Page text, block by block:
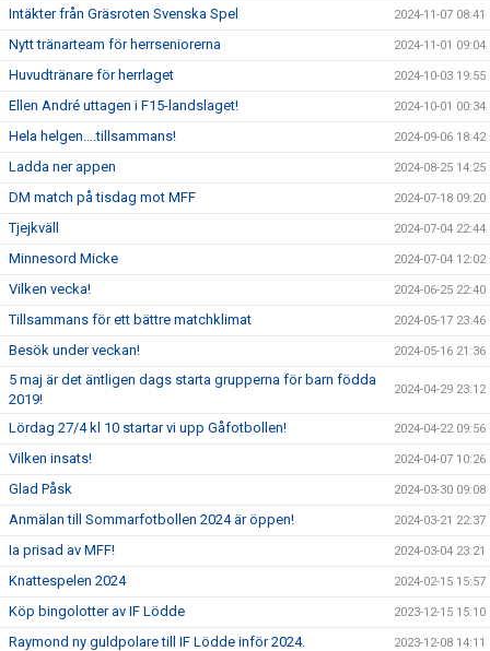
Intäkter från Gräsroten Svenska Spel 2024-11-07 08:41
Nytt tränarteam för herrseniorerna 2024-11-01 09:04
Huvudtränare för herrlaget 2024-10-03 19:55
Ellen André uttagen i F15-landslaget! 2024-10-01 00:34
Hela helgen….tillsammans! 2024-09-06 18:42
Ladda ner appen 2024-08-25 14:25
DM match på tisdag mot MFF 2024-07-18 09:20
Tjejkväll 2024-07-04 22:44
Minnesord Micke 2024-07-04 12:02
Vilken vecka! 2024-06-25 22:40
Tillsammans för ett bättre matchklimat 2024-05-17 23:46
Besök under veckan! 2024-05-16 21:36
5 maj är det äntligen dags starta grupperna för barn födda
2019!
2024-04-29 23:12
Lördag 27/4 kl 10 startar vi upp Gåfotbollen! 2024-04-22 09:56
Vilken insats! 2024-04-07 10:26
Glad Påsk 2024-03-30 09:08
Anmälan till Sommarfotbollen 2024 är öppen! 2024-03-21 22:37
Ia prisad av MFF! 2024-03-04 23:21
Knattespelen 2024 2024-02-15 15:57
Köp bingolotter av IF Lödde 2023-12-15 15:10
Raymond ny guldpolare till IF Lödde inför 2024. 2023-12-08 14:11